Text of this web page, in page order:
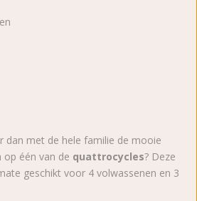
dan met de hele familie de mooie
één van de quattrocycles? Deze
geschikt voor 4 volwassenen en 3